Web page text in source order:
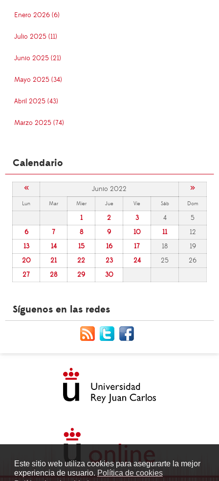
Este sitio web utiliza cookies para asegurarte la mejor
experiencia de usuario. Política de cookies
Enero 2026 (6)
Julio 2025 (11)
Junio 2025 (21)
Mayo 2025 (34)
Abril 2025 (43)
Marzo 2025 (74)
Calendario
« Junio 2022 »
Lun Mar Mier Jue Vie Sáb Dom
1 2 3 4
5
6
7 8 9 10 11
12
13
14 15 16 17 18
19
20
21 22 23 24 25
26
27
28 29 30
Síguenos en las redes